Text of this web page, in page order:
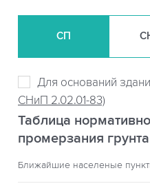
СП
Для оснований
СНиП 2.02.01-83)
Таблица
промерзания грунта
Ближайшие населеные